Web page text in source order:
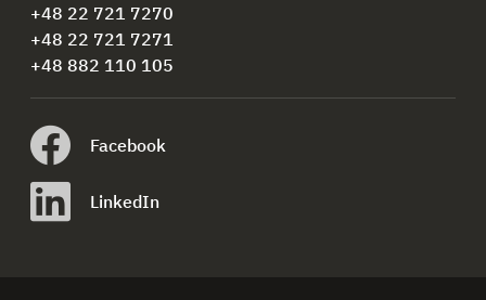
+48 22 721 7270
+48 22 721 7271
+48 882 110 105
Facebook
LinkedIn